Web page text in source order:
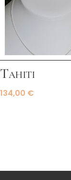
Tahiti
134,00 €